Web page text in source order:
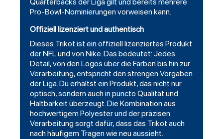
Pro-Bowl-Nominierungen vorweisen kann.
Offiziell lizenziert und authentisch
Dieses Trikot ist ein offiziell lizenziertes Produkt
der NFL und von Nike. Das bedeutet: Jedes
Detail, von den Logos über die Farben bis hin zur
Verarbeitung, entspricht den strengen Vorgaben
der Liga. Du erhältst ein Produkt, das nicht nur
optisch, sondern auch in puncto Qualität und
Haltbarkeit überzeugt. Die Kombination aus
hochwertigem Polyester und der präzisen
Verarbeitung sorgt dafür, dass das Trikot auch
nach häufigem Tragen wie neu aussieht.